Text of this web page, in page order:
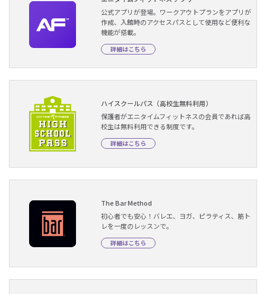
公式アプリが登場。ワークアウトプランをアプリが
作成、入館時のアクセスパスとして使用など便利な
機能が搭載。
詳細はこちら
ハイスクールパス（高校生無料利用）
保護者がエニタイムフィットネスの会員であれば高
校生は無料利用できる制度です。
詳細はこちら
The Bar Method
初心者でも安心！バレエ、ヨガ、ピラティス、筋ト
レを一度のレッスンで。
詳細はこちら